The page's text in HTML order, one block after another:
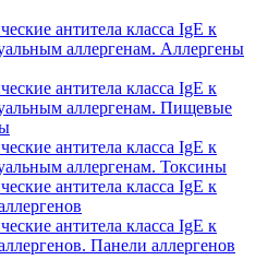
антитела класса IgE к
аллергенам. Аллергены
антитела класса IgE к
аллергенам. Пищевые
антитела класса IgE к
аллергенам. Токсины
антитела класса IgE к
антитела класса IgE к
Панели аллергенов